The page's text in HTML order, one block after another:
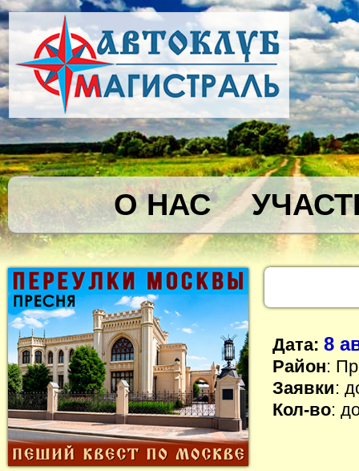
О НАС
Дата: 8
Район:
Заявки:
Кол-во: